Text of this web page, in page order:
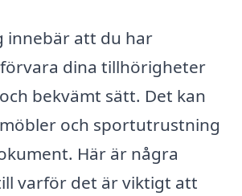
innebär att du har
dina tillhörigheter
bekvämt sätt. Det kan
och sportutrustning
Här är några
varför det är viktigt att